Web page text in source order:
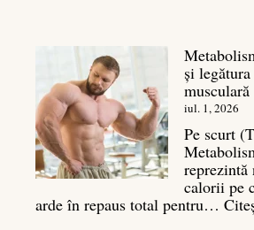
și
musculară
iul. 1, 2026
Pe scurt
reprezintă
calorii pe
arde în repaus total pentru…